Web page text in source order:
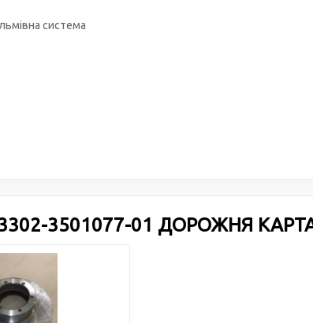
система
3501077-01 ДОРОЖНЯ